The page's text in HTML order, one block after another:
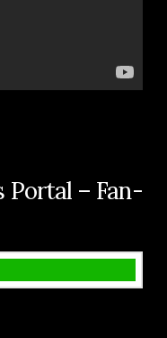
Portal – Fan-